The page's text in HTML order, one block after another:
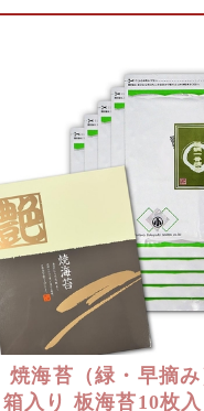
焼海苔（緑・早摘
箱入り 板海苔10枚